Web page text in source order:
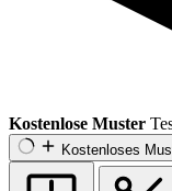
Kostenlose Muster
Kostenloses